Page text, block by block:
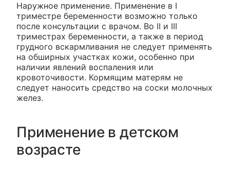
Наружное применение. Применение в I
триместре беременности возможно только
после консультации с врачом. Во II и III
триместрах беременности, а также в период
грудного вскармливания не следует применять
на обширных участках кожи, особенно при
наличии явлений воспаления или
кровоточивости. Кормящим матерям не
следует наносить средство на соски молочных
желез.
Применение в детском
возрасте